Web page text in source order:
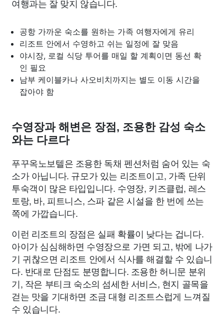
여행과는 잘 맞지 않습니다.
공항 가까운 숙소를 원하는 가족 여행자에게 유리
리조트 안에서 수영하고 쉬는 일정에 잘 맞음
야시장, 로컬 식당 투어를 매일 할 계획이면 동선 확
인 필요
남부 케이블카나 사오비치까지는 별도 이동 시간을
잡아야 함
수영장과 해변은 장점, 조용한 감성 숙소
와는 다르다
푸꾸옥노보텔은 조용한 독채 펜션처럼 숨어 있는 숙
소가 아닙니다. 규모가 있는 리조트이고, 가족 단위
투숙객이 많은 타입입니다. 수영장, 키즈클럽, 레스
토랑, 바, 피트니스, 스파 같은 시설을 한 번에 쓰는
쪽에 가깝습니다.
이런 리조트의 장점은 실패 확률이 낮다는 겁니다.
아이가 심심해하면 수영장으로 가면 되고, 밖에 나가
기 귀찮으면 리조트 안에서 식사를 해결할 수 있습니
다. 반대로 단점도 분명합니다. 조용한 허니문 분위
기, 작은 부티크 숙소의 섬세한 서비스, 현지 골목을
걷는 맛을 기대하면 조금 대형 리조트스럽게 느껴질
수 있습니다.